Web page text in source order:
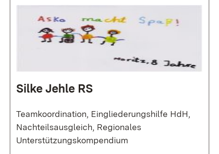
Silke Jehle RS
Teamkoordination, Eingliederungshilfe HdH,
Nachteilsausgleich, Regionales
Unterstützungskompendium